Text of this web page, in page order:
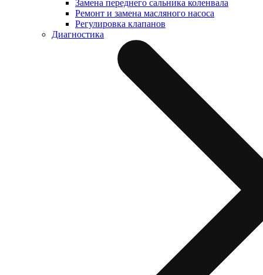
Замена переднего сальника коленвала
Ремонт и замена масляного насоса
Регулировка клапанов
Диагностика